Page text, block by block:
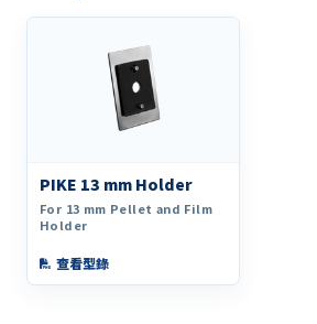
PIKE 13 mm Holder
For 13 mm Pellet and Film
Holder
查看型錄